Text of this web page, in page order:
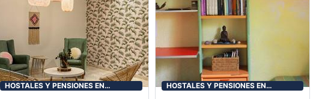
HOSTALES Y PENSIONES EN
HOSTALES Y PENSIONES EN